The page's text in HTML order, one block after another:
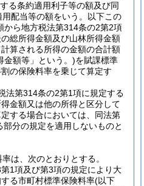
る条約適用利子等の額及び同
配当等の額をいう。以下この
から地方税法第314条の2第2項
総所得金額及び山林所得金額
算される所得の金額の合計額
金額等」という。)を賦課標準
の保険料率を乗じて算定す
法第314条の2第1項に規定する
金額又は他の所得と区分して
する場合においては、同法第
分の規定を適用しないものと
は、次のとおりとする。
1項及び第3項の規定により大
る市町村標準保険料率(以下